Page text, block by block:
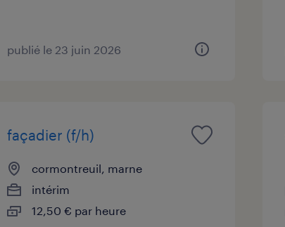
publié le 23 juin 2026
façadier (f/h)
cormontreuil, marne
intérim
12,50 € par heure